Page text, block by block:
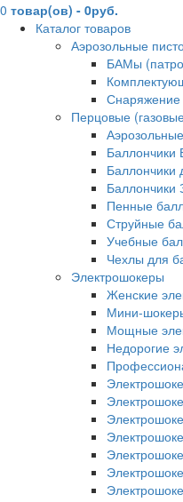
0 товар(ов) - 0руб.
Каталог товаров
Аэрозольные
БАМы
Снаряжение
Перцовые
Баллончики
Баллончики
Баллончики
Пенные
Струйные
Учебные
Чехлы для
Электрошокеры
Женские
Мини-
Мощные
Недорогие